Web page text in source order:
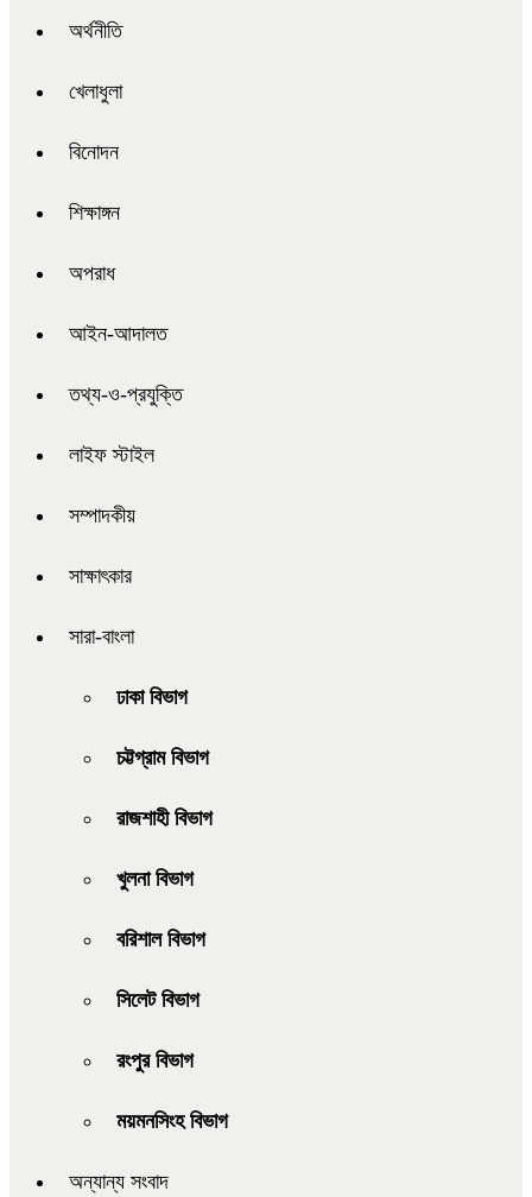
অর্থনীতি
খেলাধুলা
বিনোদন
শিক্ষাঙ্গন
অপরাধ
আইন-আদালত
তথ্য-ও-প্রযুক্তি
লাইফ স্টাইল
সম্পাদকীয়
সাক্ষাৎকার
সারা-বাংলা
ঢাকা বিভাগ
চট্টগ্রাম বিভাগ
রাজশাহী বিভাগ
খুলনা বিভাগ
বরিশাল বিভাগ
সিলেট বিভাগ
রংপুর বিভাগ
ময়মনসিংহ বিভাগ
অন্যান্য সংবাদ